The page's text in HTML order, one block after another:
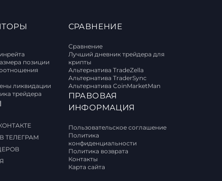
позиции
ликвидации
трейдера
ТЕЛЕГРАМ
СРАВНЕНИЕ
Сравнение
Лучший дневник трейдера для
крипты
Альтернатива TradeZella
Альтернатива TraderSync
Альтернатива CoinMarketMan
ПРАВОВАЯ
ИНФОРМАЦИЯ
Пользовательское соглашение
Политика
конфиденциальности
Политика возврата
Контакты
Карта сайта